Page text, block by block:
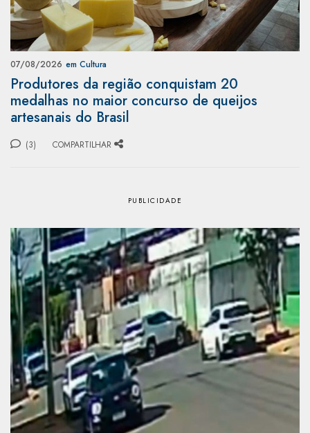
07/08/2026 em Cultura
Produtores da região conquistam 20
medalhas no maior concurso de queijos
artesanais do Brasil
(3) COMPARTILHAR